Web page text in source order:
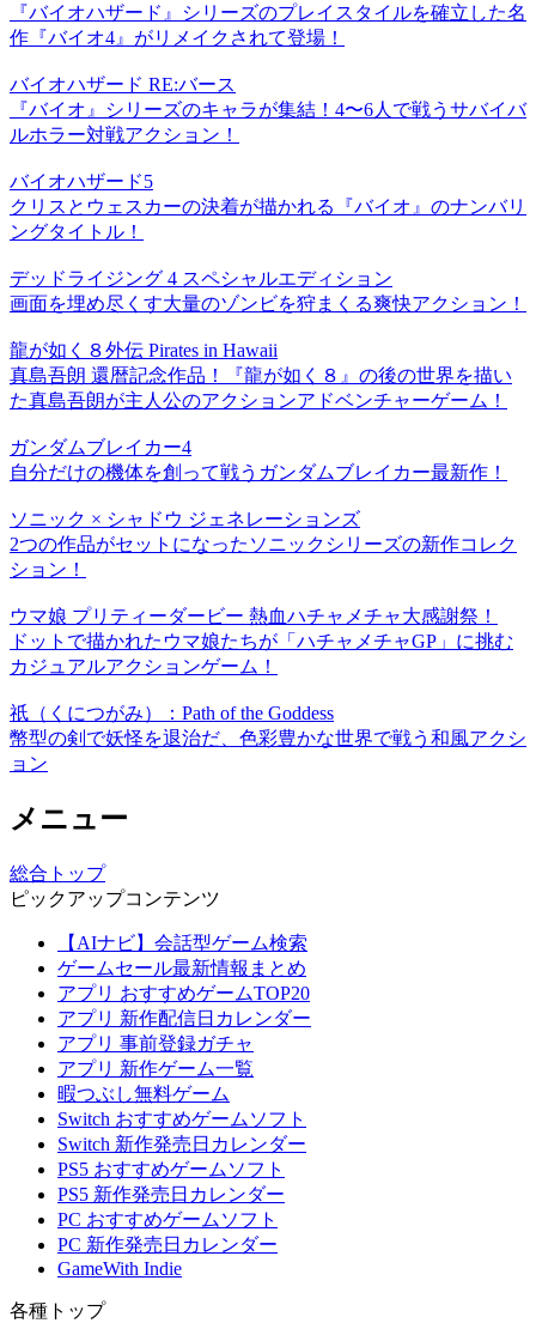
『バイオハザード』シリーズのプレイスタイルを確立した名
作『バイオ4』がリメイクされて登場！
バイオハザード RE:バース
『バイオ』シリーズのキャラが集結！4〜6人で戦うサバイバ
ルホラー対戦アクション！
バイオハザード5
クリスとウェスカーの決着が描かれる『バイオ』のナンバリ
ングタイトル！
デッドライジング 4 スペシャルエディション
画面を埋め尽くす大量のゾンビを狩まくる爽快アクション！
龍が如く８外伝 Pirates in Hawaii
真島吾朗 還暦記念作品！『龍が如く８』の後の世界を描い
た真島吾朗が主人公のアクションアドベンチャーゲーム！
ガンダムブレイカー4
自分だけの機体を創って戦うガンダムブレイカー最新作！
ソニック × シャドウ ジェネレーションズ
2つの作品がセットになったソニックシリーズの新作コレク
ション！
ウマ娘 プリティーダービー 熱血ハチャメチャ大感謝祭！
ドットで描かれたウマ娘たちが「ハチャメチャGP」に挑む
カジュアルアクションゲーム！
祇（くにつがみ）：Path of the Goddess
幣型の剣で妖怪を退治だ、色彩豊かな世界で戦う和風アクシ
ョン
メニュー
総合トップ
ピックアップコンテンツ
【AIナビ】会話型ゲーム検索
ゲームセール最新情報まとめ
アプリ おすすめゲームTOP20
アプリ 新作配信日カレンダー
アプリ 事前登録ガチャ
アプリ 新作ゲーム一覧
暇つぶし無料ゲーム
Switch おすすめゲームソフト
Switch 新作発売日カレンダー
PS5 おすすめゲームソフト
PS5 新作発売日カレンダー
PC おすすめゲームソフト
PC 新作発売日カレンダー
GameWith Indie
各種トップ